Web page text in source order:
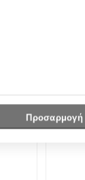
Προσαρμογή